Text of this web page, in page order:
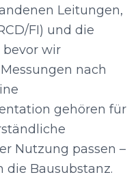
Leitungen,
FI) und die
bevor wir
nach
gehören für
Nutzung passen –
Bausubstanz.